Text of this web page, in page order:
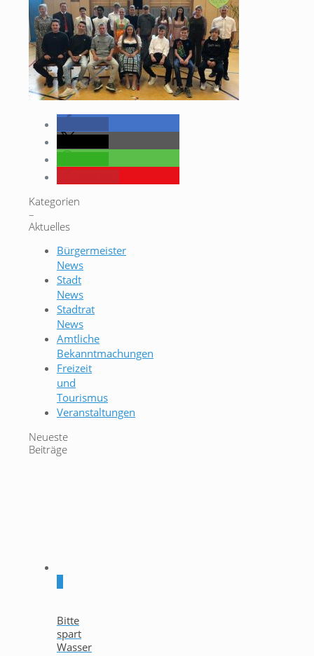
Kategorien
–
Aktuelles
Bürgermeister
News
Stadt
News
Stadtrat
News
Amtliche
Bekanntmachungen
Freizeit
und
Tourismus
Veranstaltungen
Neueste
Beiträge
Bitte
spart
Wasser